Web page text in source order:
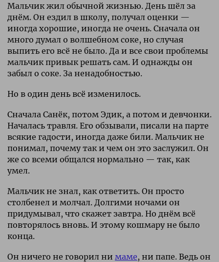
Мальчик жил обычной жизнью. День шёл за
днём. Он ездил в школу, получал оценки —
иногда хорошие, иногда не очень. Сначала он
много думал о волшебном соке, но случая
выпить его всё не было. Да и все свои проблемы
мальчик привык решать сам. И однажды он
забыл о соке. За ненадобностью.
Но в один день всё изменилось.
Сначала Санёк, потом Эдик, а потом и девчонки.
Началась травля. Его обзывали, писали на парте
всякие гадости, иногда даже били. Мальчик не
понимал, почему так и чем он это заслужил. Он
же со всеми общался нормально — так, как
умел.
Мальчик не знал, как ответить. Он просто
столбенел и молчал. Долгими ночами он
придумывал, что скажет завтра. Но днём всё
повторялось вновь. И этому кошмару не было
конца.
Он ничего не говорил ни маме, ни папе. Ведь он